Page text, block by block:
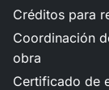
Créditos para
Coordinación
obra
Certificado de